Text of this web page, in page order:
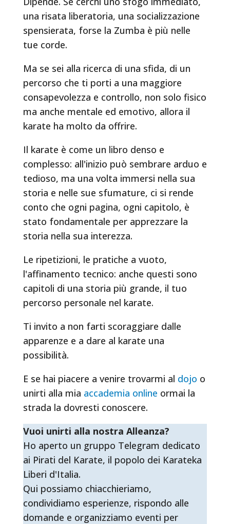
una risata liberatoria, una socializzazione
spensierata, forse la Zumba è più nelle
tue corde.
Ma se sei alla ricerca di una sfida, di un
percorso che ti porti a una maggiore
consapevolezza e controllo, non solo fisico
ma anche mentale ed emotivo, allora il
karate ha molto da offrire.
Il karate è come un libro denso e
complesso: all'inizio può sembrare arduo e
tedioso, ma una volta immersi nella sua
storia e nelle sue sfumature, ci si rende
conto che ogni pagina, ogni capitolo, è
stato fondamentale per apprezzare la
storia nella sua interezza.
Le ripetizioni, le pratiche a vuoto,
l'affinamento tecnico: anche questi sono
capitoli di una storia più grande, il tuo
percorso personale nel karate.
Ti invito a non farti scoraggiare dalle
apparenze e a dare al karate una
possibilità.
E se hai piacere a venire trovarmi al dojo o
unirti alla mia accademia online ormai la
strada la dovresti conoscere.
Vuoi unirti alla nostra Alleanza?
Ho aperto un gruppo Telegram dedicato
ai Pirati del Karate, il popolo dei Karateka
Liberi d'Italia.
Qui possiamo chiacchieriamo,
condividiamo esperienze, rispondo alle
domande e organizziamo eventi per